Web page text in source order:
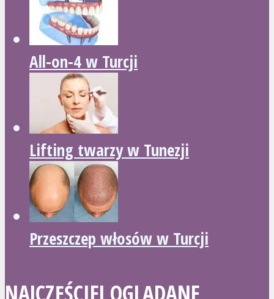
All-on-4 w Turcji
Lifting twarzy w Tunezji
Przeszczep włosów w Turcji
NAJCZĘŚCIEJ OGLĄDANE